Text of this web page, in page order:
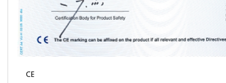
CE